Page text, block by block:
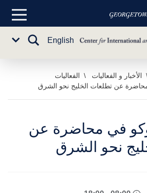
القائمة
English
تبديل
الأخبار و الفعاليات
الفعاليات
عن تطلعات الخليج نحو الشرق
في محاضرة عن
نحو الشرق